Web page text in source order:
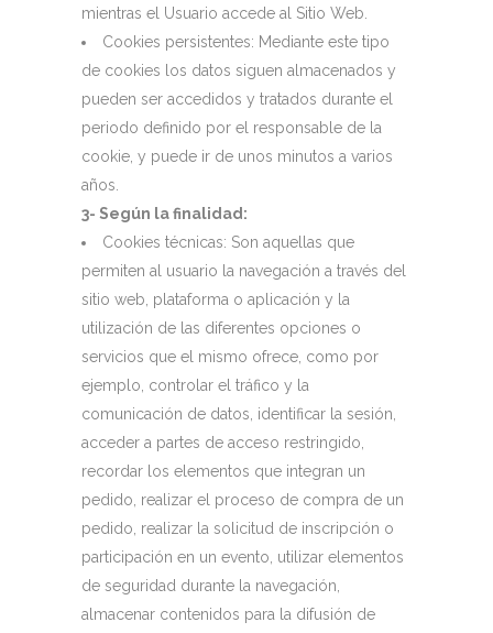
mientras el Usuario accede al Sitio Web.
Cookies persistentes: Mediante este tipo
de cookies los datos siguen almacenados y
pueden ser accedidos y tratados durante el
periodo definido por el responsable de la
cookie, y puede ir de unos minutos a varios
años.
3- Según la finalidad:
Cookies técnicas: Son aquellas que
permiten al usuario la navegación a través del
sitio web, plataforma o aplicación y la
utilización de las diferentes opciones o
servicios que el mismo ofrece, como por
ejemplo, controlar el tráfico y la
comunicación de datos, identificar la sesión,
acceder a partes de acceso restringido,
recordar los elementos que integran un
pedido, realizar el proceso de compra de un
pedido, realizar la solicitud de inscripción o
participación en un evento, utilizar elementos
de seguridad durante la navegación,
almacenar contenidos para la difusión de